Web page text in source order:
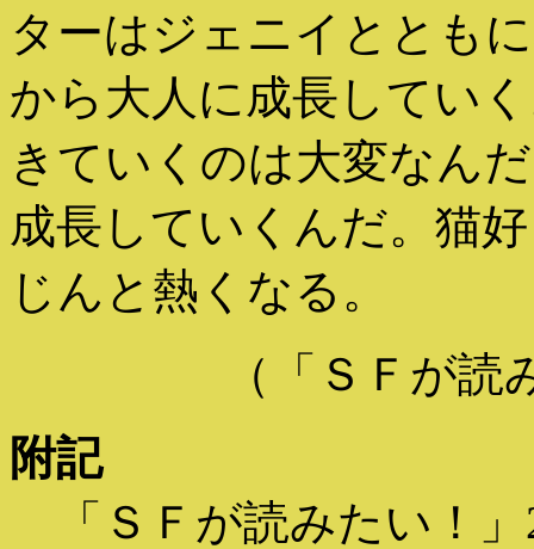
ターはジェニイととも
から大人に成長してい
きていくのは大変なん
成長していくんだ。猫
じんと熱くなる。
（「ＳＦが
附記
「ＳＦが読みたい！」